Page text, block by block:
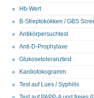
Hb-Wert
B-Streptokokken / GBS
Antikörpersuchtest
Anti-D-Prophylaxe
Glukosetoleranztest
Kardiotokogramm
Test auf Lues / Syphilis